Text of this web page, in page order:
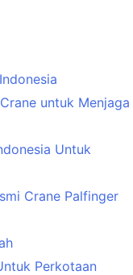
untuk Menjaga
Untuk
Crane Palfinger
Perkotaan